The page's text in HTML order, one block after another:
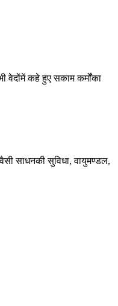
वेदोंमें कहे हुए सकाम कर्मोंका
साधनकी सुविधा, वायुमण्डल,